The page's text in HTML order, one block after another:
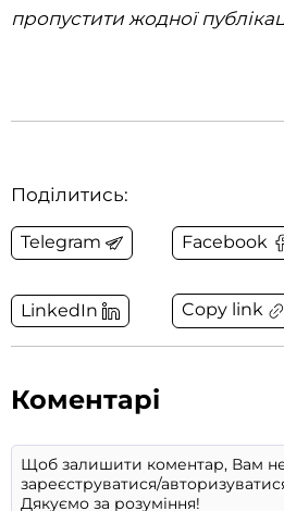
пропустити жодної
Поділитись:
Telegram Facebook
LinkedIn Copy link
Коментарі